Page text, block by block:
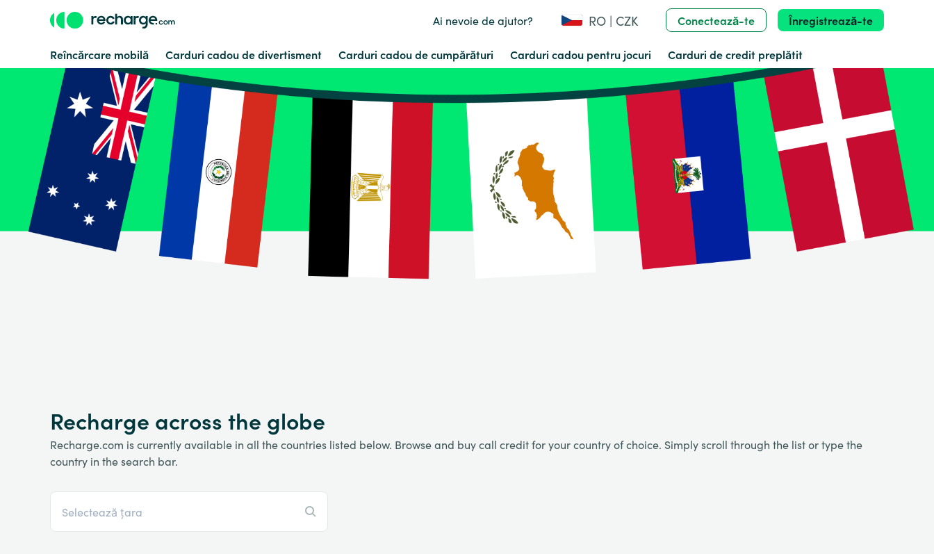
Ai nevoie de ajutor? RO | CZK Conectează-te Înregistrează-te
Reîncărcare mobilă Carduri cadou de divertisment Carduri cadou de cumpărături Carduri cadou pentru jocuri Carduri de credit preplătit
Recharge across the globe
Recharge.com is currently available in all the countries listed below. Browse and buy call credit for your country of choice. Simply scroll through the list or type the
country in the search bar.